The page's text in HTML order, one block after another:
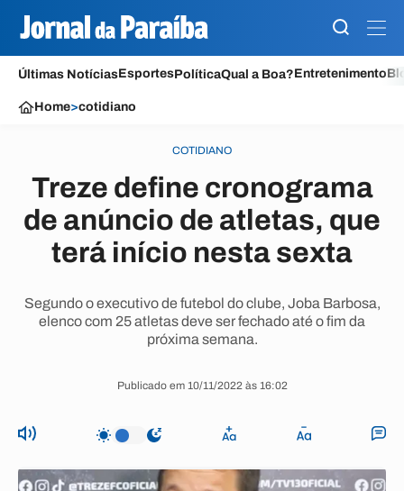
Últimas NotíciasEsportesPolíticaQual a Boa?Entretenimento
Home>cotidiano
COTIDIANO
Treze define cronograma
de anúncio de atletas, que
terá início nesta sexta
Segundo o executivo de futebol do clube, Joba Barbosa,
elenco com 25 atletas deve ser fechado até o fim da
próxima semana.
Publicado em 10/11/2022 às 16:02